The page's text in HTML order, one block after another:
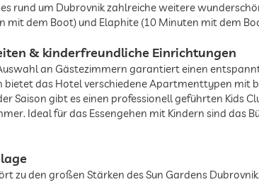
km (Pebble beach)
rund um Dubrovnik zahlreiche weitere
mit dem Boot) und Elaphite (10 Minuten mit dem
& kinderfreundliche Einrichtungen
an Gästezimmern garantiert einen
das Hotel verschiedene Apartmenttypen mit
Saison gibt es einen professionell geführten Kids
Ideal für das Essengehen mit Kindern sind das
zu den großen Stärken des Sun Gardens